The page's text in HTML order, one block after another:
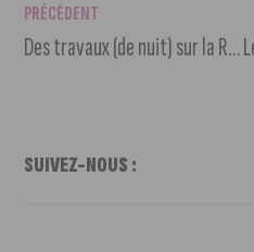
PRÉCÉDENT
Des travaux (de nuit) sur la Rocade pendant un mois
SUIVEZ-NOUS :